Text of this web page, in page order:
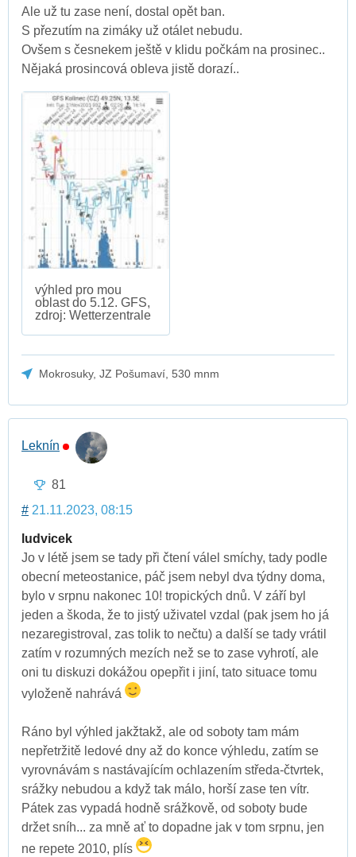
Ale už tu zase není, dostal opět ban.
S přezutím na zimáky už otálet nebudu.
Ovšem s česnekem ještě v klidu počkám na prosinec..
Nějaká prosincová obleva jistě dorazí..
výhled pro mou
oblast do 5.12. GFS,
zdroj: Wetterzentrale
Mokrosuky, JZ Pošumaví, 530 mnm
Leknín
81
# 21.11.2023, 08:15
ludvicek
Jo v létě jsem se tady při čtení válel smíchy, tady podle
obecní meteostanice, páč jsem nebyl dva týdny doma,
bylo v srpnu nakonec 10! tropických dnů. V září byl
jeden a škoda, že to jistý uživatel vzdal (pak jsem ho já
nezaregistroval, zas tolik to nečtu) a další se tady vrátil
zatím v rozumných mezích než se to zase vyhrotí, ale
oni tu diskuzi dokážou opepřit i jiní, tato situace tomu
vyloženě nahrává
Ráno byl výhled jakžtakž, ale od soboty tam mám
nepřetržitě ledové dny až do konce výhledu, zatím se
vyrovnávám s nastávajícím ochlazením středa-čtvrtek,
srážky nebudou a když tak málo, horší zase ten vítr.
Pátek zas vypadá hodně srážkově, od soboty bude
držet sníh... za mně ať to dopadne jak v tom srpnu, jen
ne repete 2010, plís